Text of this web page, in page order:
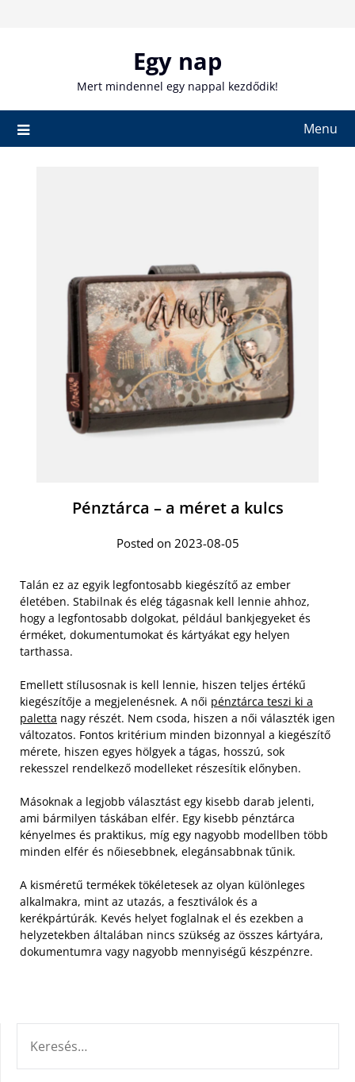
Egy nap
Mert mindennel egy nappal kezdődik!
Menu
Pénztárca – a méret a kulcs
Posted on 2023-08-05
Talán ez az egyik legfontosabb kiegészítő az ember
életében. Stabilnak és elég tágasnak kell lennie ahhoz,
hogy a legfontosabb dolgokat, például bankjegyeket és
érméket, dokumentumokat és kártyákat egy helyen
tarthassa.
Emellett stílusosnak is kell lennie, hiszen teljes értékű
kiegészítője a megjelenésnek. A női pénztárca teszi ki a
paletta nagy részét. Nem csoda, hiszen a női választék igen
változatos. Fontos kritérium minden bizonnyal a kiegészítő
mérete, hiszen egyes hölgyek a tágas, hosszú, sok
rekesszel rendelkező modelleket részesítik előnyben.
Másoknak a legjobb választást egy kisebb darab jelenti,
ami bármilyen táskában elfér. Egy kisebb pénztárca
kényelmes és praktikus, míg egy nagyobb modellben több
minden elfér és nőiesebbnek, elegánsabbnak tűnik.
A kisméretű termékek tökéletesek az olyan különleges
alkalmakra, mint az utazás, a fesztiválok és a
kerékpártúrák. Kevés helyet foglalnak el és ezekben a
helyzetekben általában nincs szükség az összes kártyára,
dokumentumra vagy nagyobb mennyiségű készpénzre.